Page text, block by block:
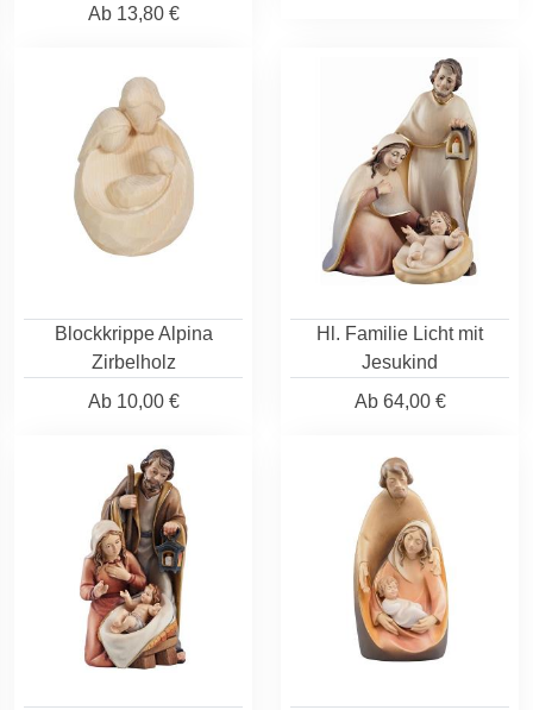
Ab13,80 €
Blockkrippe Alpina
Zirbelholz
Ab10,00 €
Hl. Familie Licht mit
Jesukind
Ab64,00 €